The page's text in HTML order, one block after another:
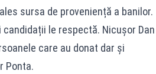
sursa de proveniență a banilor.
le respectă. Nicușor Dan
care au donat dar și
Ponta.